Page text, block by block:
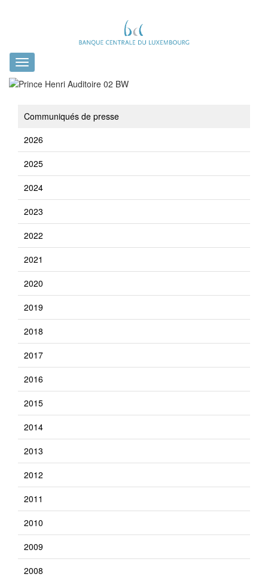
Toggle
navigation
Communiqués de presse
2026
2025
2024
2023
2022
2021
2020
2019
2018
2017
2016
2015
2014
2013
2012
2011
2010
2009
2008